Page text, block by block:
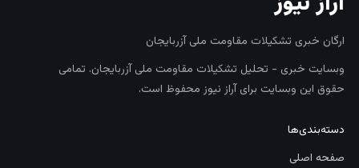
ارگان خبری تشکیلات مقاومت ملی آزربایجان
وبسایت خبری - تحلیل تشکیلات مقاومت ملی آزربایجان. تمامی
حقوق این وبسایت برای آراز نیوز محفوظ است.
دسته‌بندی‌ها
صفحه اصلی